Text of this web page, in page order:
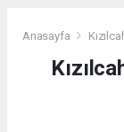
Anasayfa